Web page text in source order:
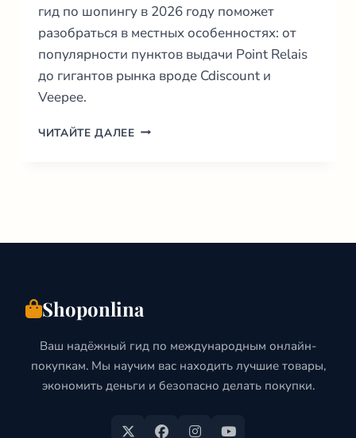
гид по шопингу в 2026 году поможет
разобраться в местных особенностях: от
популярности пунктов выдачи Point Relais
до гигантов рынка вроде Cdiscount и
Veepee.
ЧИТАЙТЕ ДАЛЕЕИНТЕРНЕТ
(2026)
Shoponlina
Ваш надёжный гид по международным онлайн-
покупкам. Мы научим вас находить лучшие товары,
экономить деньги и безопасно делать покупки.